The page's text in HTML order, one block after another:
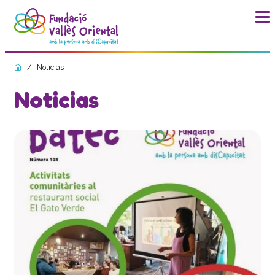
Misión, visión y valores
Modelo de calidad
Memorias
Documentos
Transparencia
Carta de servicios
Plan estratégico
Impacto social
Noticias
Noticias